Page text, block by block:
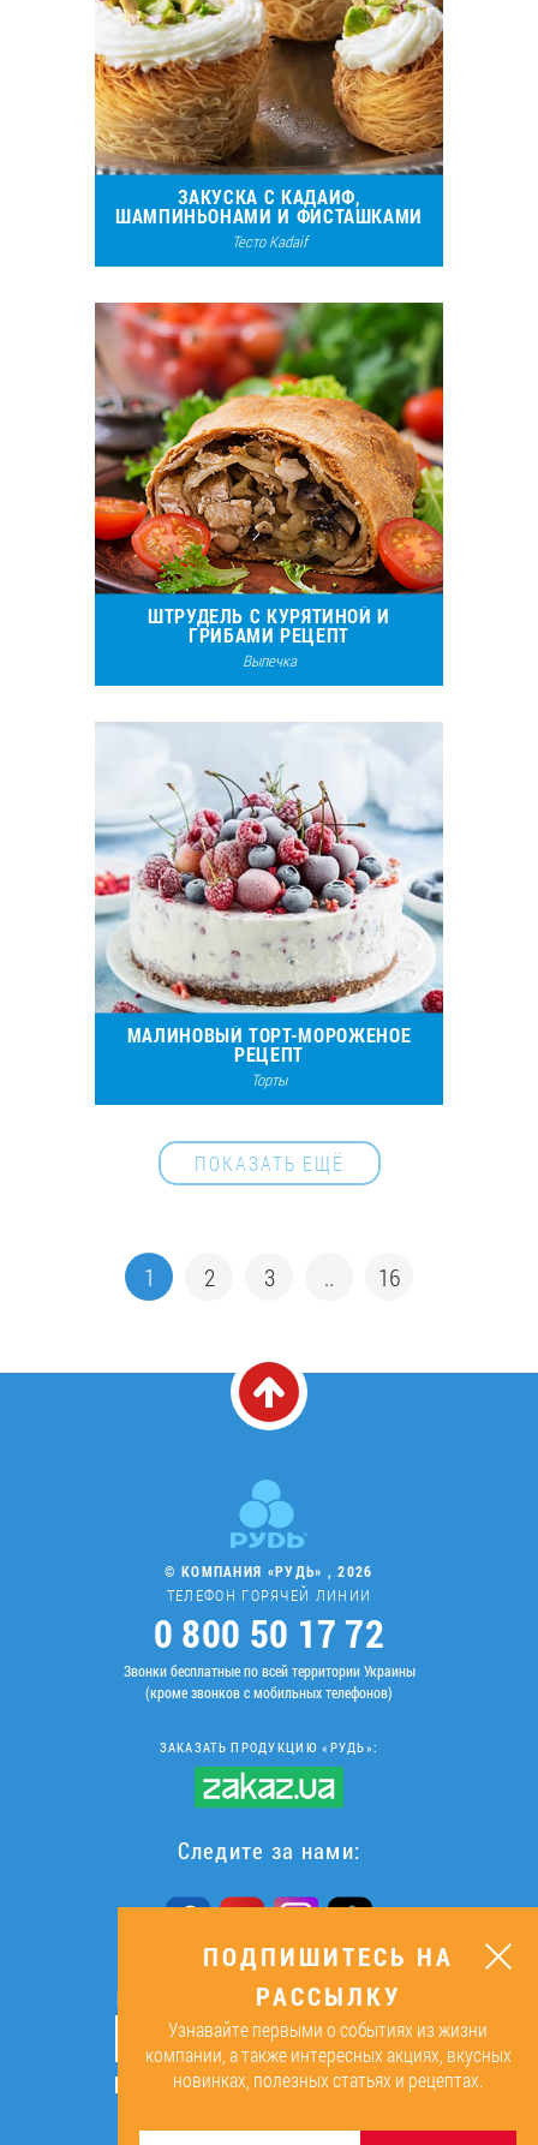
ЗАКУСКА С КАДАИФ,
ШАМПИНЬОНАМИ И ФИСТАШКАМИ
Тесто Kadaif
ШТРУДЕЛЬ С КУРЯТИНОЙ И
ГРИБАМИ РЕЦЕПТ
Выпечка
МАЛИНОВЫЙ ТОРТ-МОРОЖЕНОЕ
РЕЦЕПТ
Торты
ПОКАЗАТЬ ЕЩЁ
1 2 3 .. 16
© КОМПАНИЯ «РУДЬ» , 2026
ТЕЛЕФОН ГОРЯЧЕЙ ЛИНИИ
0 800 50 17 72
Звонки бесплатные по всей территории Украины
(кроме звонков с мобильных телефонов)
ЗАКАЗАТЬ ПРОДУКЦИЮ «РУДЬ»:
Следите за нами:
ПОДПИШИТЕСЬ НА РАССЫЛКУ
ОК
Подписываясь, я даю согласие на
ПОДПИШИТЕСЬ НА
РАССЫЛКУ
Узнавайте первыми о событиях из жизни
компании, а также интересных акциях, вкусных
новинках, полезных статьях и рецептах.